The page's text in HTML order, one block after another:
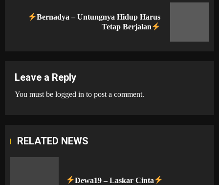
Bernadya – Untungnya Hidup Harus
Tetap Berjalan
Leave a Reply
You must be logged in to post a comment.
RELATED NEWS
Dewa19 – Laskar Cinta